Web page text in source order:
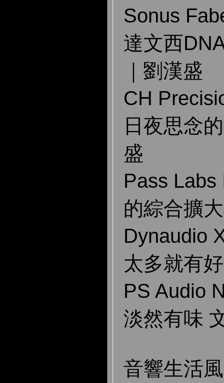
Sonus
達文西
｜劉漢盛
CH
日夜思念
盛
Pass Labs
的綜合擴
Dynaudio
太多就有
PS Audio
淡然有味
音響生活